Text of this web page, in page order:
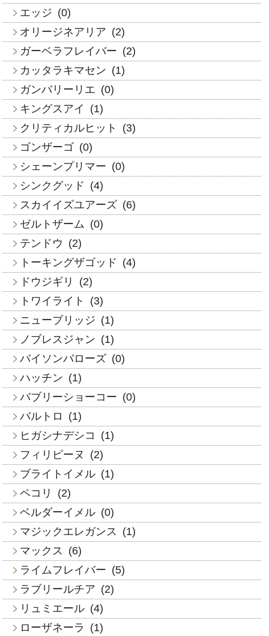
エッジ (0)
オリージネアリア (2)
ガーベラフレイバー (2)
カッタラキマセン (1)
ガンバリーリエ (0)
キングスアイ
(1)
クリティカルヒット
(3)
ゴンザーゴ (0)
シェーンプリマー (0)
シンクグッド (4)
スカイイズユアーズ (6)
ゼルトザーム (0)
テンドウ (2)
トーキングザゴッド (4)
ドウジギリ
(2)
トワイライト
(3)
ニューブリッジ (1)
ノブレスジャン (1)
バイソンバローズ (0)
ハッチン (1)
バブリーショーコー (0)
バルトロ
(1)
ヒガシナデシコ
(1)
フィリピーヌ
(2)
ブライトイメル (1)
ペコリ
(2)
ベルダーイメル (0)
マジックエレガンス
(1)
マックス
(6)
ライムフレイバー (5)
ラブリールチア (2)
リュミエール (4)
ローザネーラ
(1)